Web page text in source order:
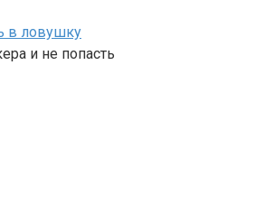
в ловушку
и не попасть